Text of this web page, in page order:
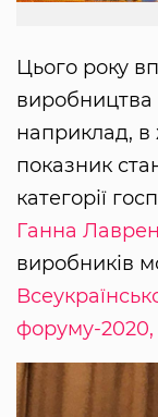
Цього року
виробництва
наприклад, в
показник
категорії
Ганна
виробників
форуму-2020,